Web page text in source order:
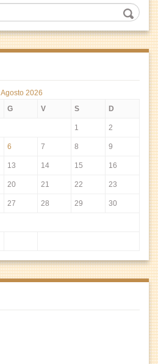
Agosto 2026
G V S D
1 2
6 7 8 9
13 14 15 16
20 21 22 23
27 28 29 30